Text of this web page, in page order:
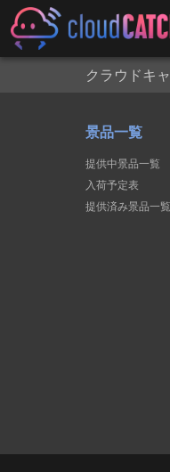
クラウドキ
景品一覧
提供中景品一覧
入荷予定表
提供済み景品一覧